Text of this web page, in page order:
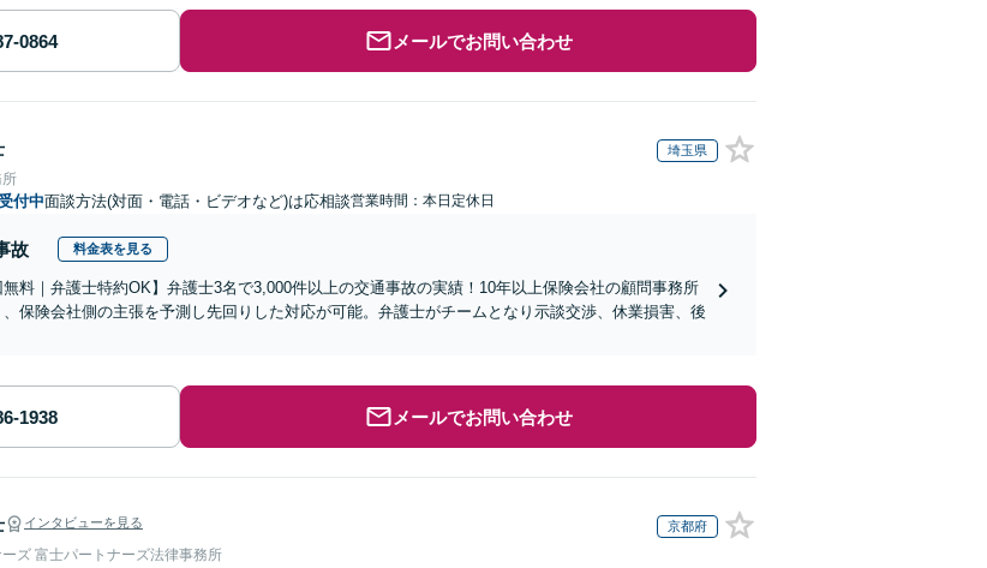
メールでお問い合わせ
埼玉県
付中面談方法(対面・電話・ビデオなど)は応相談営業時間：本日定休日
故 料金表を見る
無料｜弁護士特約OK】弁護士3名で3,000件以上の交通事故の実績！10年以上保険会社の顧問事務所
保険会社側の主張を予測し先回りした対応が可能。弁護士がチームとなり示談交渉、休業損害、後
メールでお問い合わせ
インタビューを見る 京都府
ズ 富士パートナーズ法律事務所